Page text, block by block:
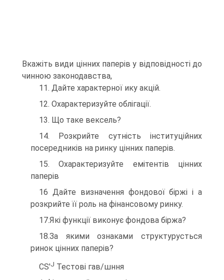
Вкажіть види цінних паперів у відповідності до
чинною законодавства,
11. Дайте характерної ику акцій.
12. Охарактеризуйте облігації.
13. Що таке вексель?
14. Розкрийте сутність інституційних
посередників на ринку цінних паперів.
15. Охарактеризуйте емітентів цінних
паперів
16 Дайте визначення фондової біржі і а
розкрийте її роль на фінансовому ринку.
17.Які функції виконує фондова біржа?
18.За якими ознаками структурусться
ринок цінних паперів?
CS'J Тестові гав/шння